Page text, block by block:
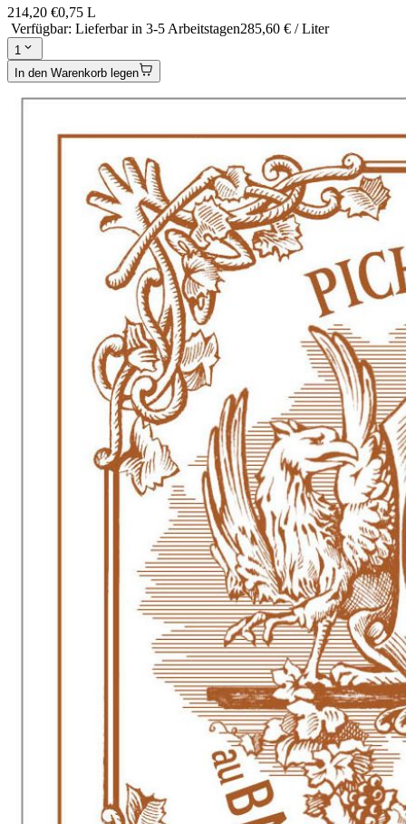
214,20 €0,75 L
Verfügbar: Lieferbar in 3-5 Arbeitstagen285,60 € / Liter
1
In den Warenkorb legen